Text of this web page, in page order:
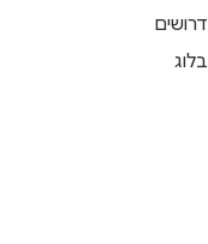
דרושים
בלוג